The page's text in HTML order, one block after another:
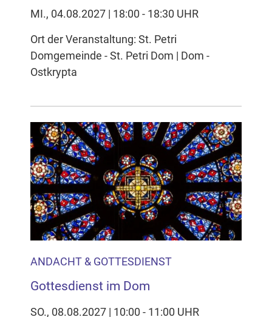
MI., 04.08.2027 | 18:00 - 18:30 UHR
Ort der Veranstaltung: St. Petri
Domgemeinde - St. Petri Dom | Dom -
Ostkrypta
ANDACHT & GOTTESDIENST
Gottesdienst im Dom
SO., 08.08.2027 | 10:00 - 11:00 UHR